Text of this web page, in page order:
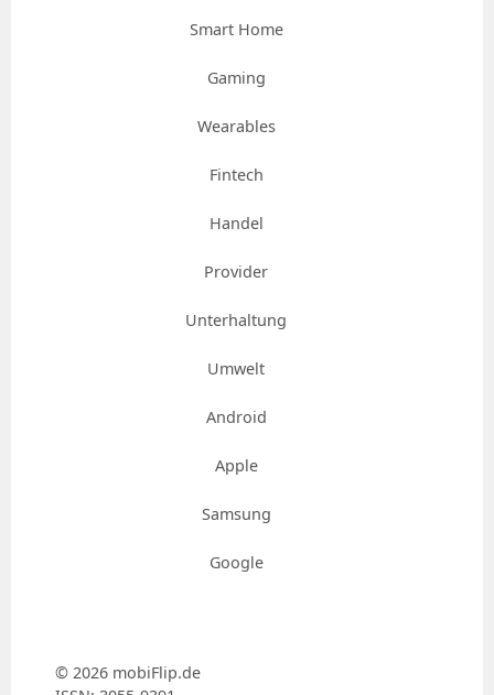
Smart Home
Gaming
Wearables
Fintech
Handel
Provider
Unterhaltung
Umwelt
Android
Apple
Samsung
Google
© 2026 mobiFlip.de